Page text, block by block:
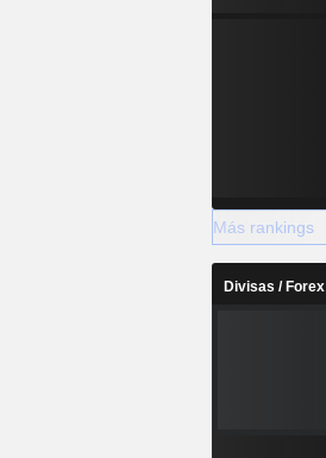
Más rankings
Divisas / Forex